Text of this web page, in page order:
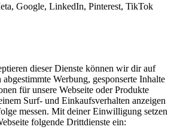
Google, LinkedIn, Pinterest, TikTok
dieser Dienste können wir dir auf
abgestimmte Werbung, gesponserte Inhalte
für unsere Webseite oder Produkte
Surf- und Einkaufsverhalten anzeigen
messen. Mit deiner Einwilligung setzen
folgende Drittdienste ein: